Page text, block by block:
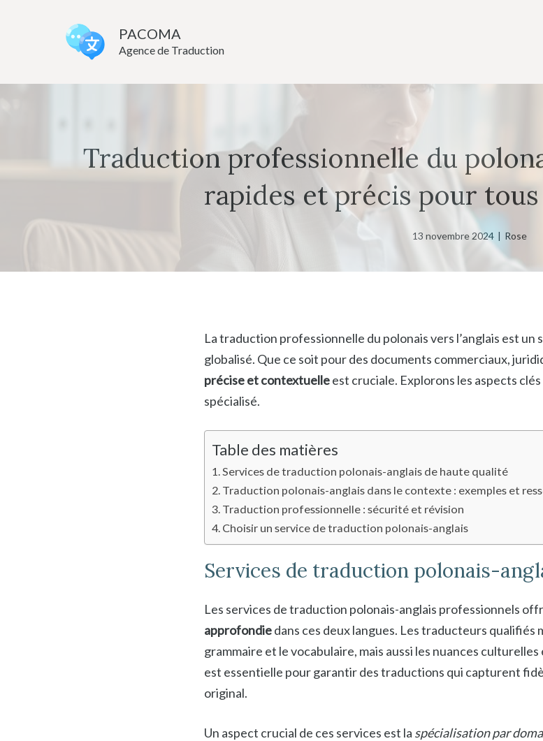
PACOMA
Agence de Traduction
Traduction professionnelle du
rapides et précis pour
13 novembre 2024 | Rose
La traduction professionnelle du polonais vers l’anglais est
globalisé. Que ce soit pour des documents commerciaux,
précise et contextuelleest cruciale. Explorons les aspects
spécialisé.
Table des matières
Services de traduction polonais-anglais de haute qualité
Traduction polonais-anglais dans le contexte : exemples et
Traduction professionnelle : sécurité et révision
Choisir un service de traduction polonais-anglais
Services de traduction polonais-
Les services de traduction polonais-anglais professionnels
approfondiedans ces deux langues. Les traducteurs qualifiés
grammaire et le vocabulaire, mais aussi les nuances
est essentielle pour garantir des traductions qui capturent
original.
Un aspect crucial de ces services est la spécialisation par